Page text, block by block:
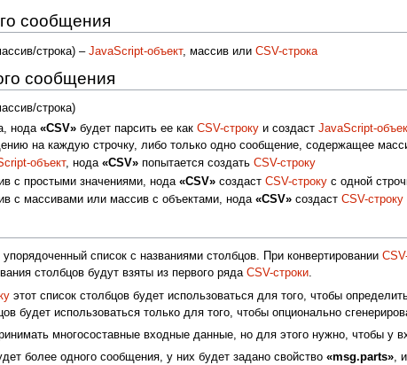
сообщения
строка) – JavaScript-объект, массив или CSV-строка
сообщения
строка)
нода«CSV» будет парсить ее какCSV-строку и создастJavaScript-
на каждую строчку, либо только одно сообщение, содержащее
объект, нода«CSV» попытается создатьCSV-строку
с простыми значениями, нода«CSV» создастCSV-строку с одной
с массивами или массив с объектами, нода«CSV» создастCSV-строку
список с названиями столбцов. При конвертировании
столбцов будут взяты из первого ряда CSV-строки.
этот список столбцов будет использоваться для того, чтобы
будет использоваться только для того, чтобы опционально
многосоставные входные данные, но для этого нужно, чтобы у
более одного сообщения, у них будет задано свойство «msg.parts»,